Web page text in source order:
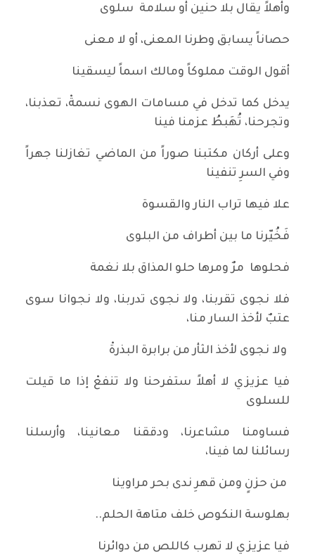
وأهلاً يقال بلا حنين أو سلامة سلوى
حصاناً يسابق وطرنا المعنى، أو لا معنى
أقول الوقت مملوكاً ومالك اسماً ليسقينا
يدخل كما تدخل في مسامات الهوى نسمةْ، تعذبنا،
وتجرحنا، تُهَبطُ عزمنا فينا
وعلى أركان مكتبنا صوراً من الماضي تغازلنا جهراً
وفي السرِ تنفينا
علا فيها تراب النار والقسوة
فَخُيّرنا ما بين أطراف من البلوى
فحلوها مرٌ ومرها حلو المذاق بلا نغمة
فلا نجوى تقربنا، ولا نجوى تدربنا، ولا نجوانا سوى
عتبٌ لأخذ السار منا،
ولا نجوى لأخذ الثأر من برابرة البذرةْ
فيا عزيزي لا أهلاً ستفرحنا ولا تنفعْ إذا ما قيلت
للسلوى
فساومنا مشاعرنا، ودققنا معانينا، وأرسلنا
رسائلنا لما فينا،
من حزنٍ ومن قهرِ ندى بحر مراوينا
بهلوسة النكوص خلف متاهة الحلم..
فيا عزيزي لا تهرب كاللص من دوائرنا